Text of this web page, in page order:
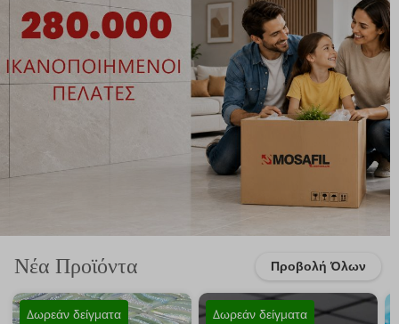
Νέα Προϊόντα Προβολή Όλων
Δωρεάν δείγματα Δωρεάν δείγματα